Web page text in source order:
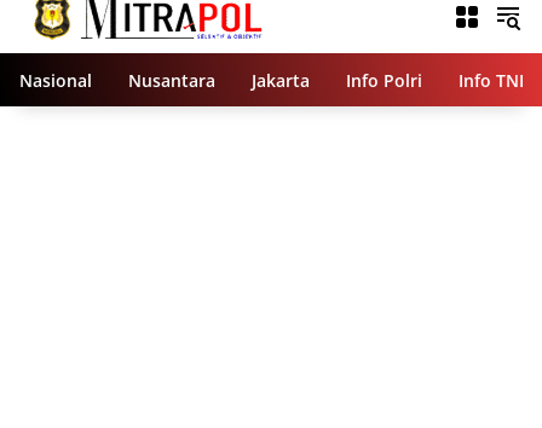
Nasional Nusantara Jakarta Info Polri Info TNI